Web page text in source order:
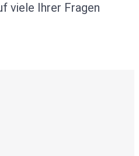
viele Ihrer Fragen